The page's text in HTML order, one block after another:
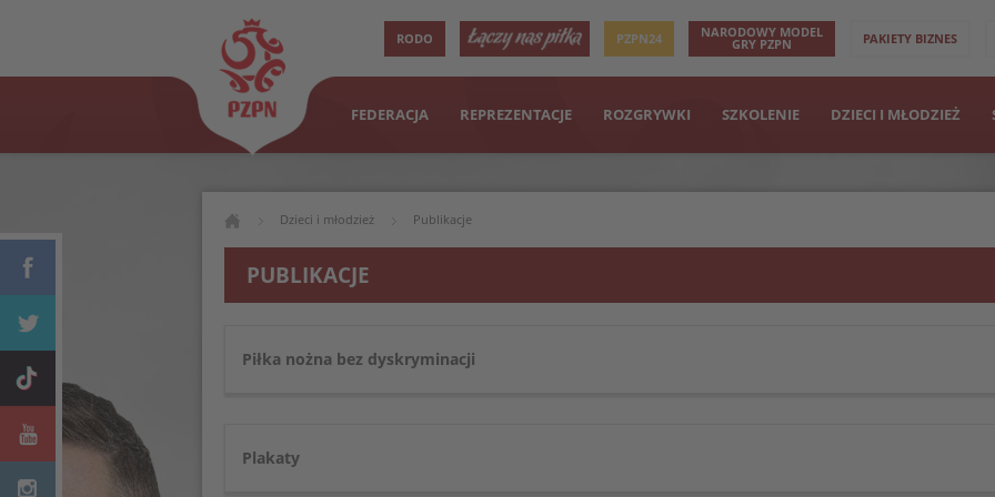
RODO PZPN24 NARODOWY MODEL
GRY PZPN PAKIETY BIZNES
FEDERACJA REPREZENTACJE ROZGRYWKI SZKOLENIE DZIECI I MŁODZIEŻ
Dzieci i młodzież Publikacje
PUBLIKACJE
Piłka nożna bez dyskryminacji
Plakaty